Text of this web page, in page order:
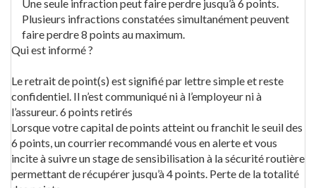
Une seule infraction peut faire perdre jusqu’à 6 points.
Plusieurs infractions constatées simultanément peuvent
faire perdre 8 points au maximum.
Qui est informé ?
Le retrait de point(s) est signifié par lettre simple et reste
confidentiel. Il n’est communiqué ni à l’employeur ni à
l’assureur. 6 points retirés
Lorsque votre capital de points atteint ou franchit le seuil des
6 points, un courrier recommandé vous en alerte et vous
incite à suivre un stage de sensibilisation à la sécurité routière
permettant de récupérer jusqu’à 4 points. Perte de la totalité